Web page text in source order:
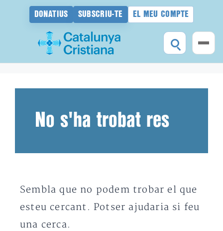
DONATIUS SUBSCRIU-TE EL MEU COMPTE
No s'ha trobat res
Sembla que no podem trobar el que
esteu cercant. Potser ajudaria si feu
una cerca.